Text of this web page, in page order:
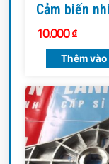
Cảm biến
10.000₫
Thêm